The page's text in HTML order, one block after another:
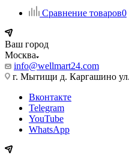
Сравнение товаров0
Ваш город
Москва
info@wellmart24.com
г. Мытищи д. Каргашино
Вконтакте
Telegram
YouTube
WhatsApp